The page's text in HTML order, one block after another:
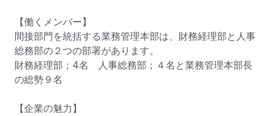
【働くメンバー】
間接部門を統括する業務管理本部は、財務経理部と人事
総務部の２つの部署があります。
財務経理部；4名　人事総務部；４名と業務管理本部長
の総勢９名
【企業の魅力】